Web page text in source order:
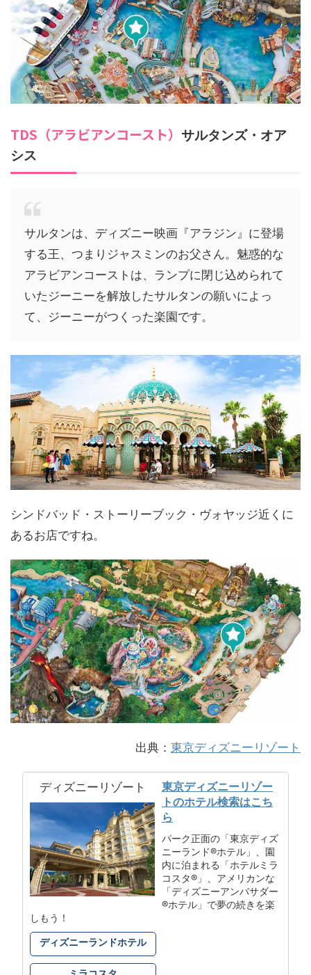
TDS（アラビアンコースト） サルタンズ・オア
シス
サルタンは、ディズニー映画『アラジン』に登場
する王、つまりジャスミンのお父さん。魅惑的な
アラビアンコーストは、ランプに閉じ込められて
いたジーニーを解放したサルタンの願いによっ
て、ジーニーがつくった楽園です。
シンドバッド・ストーリーブック・ヴォヤッジ近くに
あるお店ですね。
出典： 東京ディズニーリゾート
ディズニーリゾート
東京ディズニーリゾー
トのホテル検索はこち
ら
パーク正面の「東京ディズ
ニーランド®ホテル」、園
内に泊まれる「ホテルミラ
コスタ®」、アメリカンな
「ディズニーアンバサダー
®ホテル」で夢の続きを楽
しもう！
ディズニーランドホテル